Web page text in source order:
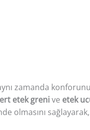
zamanda
etek grenive etek
olmasını